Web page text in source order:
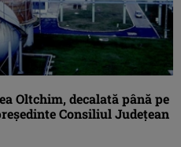
Oltchim, decalată până pe
Consiliul Judeţean